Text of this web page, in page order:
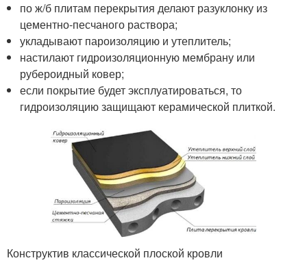
по ж/б плитам перекрытия делают разуклонку из
цементно-песчаного раствора;
укладывают пароизоляцию и утеплитель;
настилают гидроизоляционную мембрану или
рубероидный ковер;
если покрытие будет эксплуатироваться, то
гидроизоляцию защищают керамической плиткой.
Конструктив классической плоской кровли